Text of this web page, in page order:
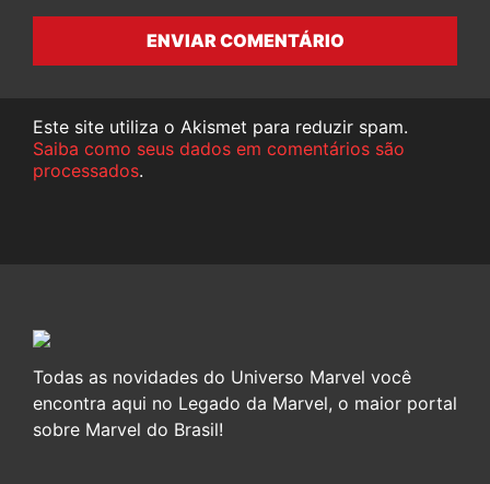
ENVIAR COMENTÁRIO
Este site utiliza o Akismet para reduzir spam.
Saiba como seus dados em comentários são
processados.
Todas as novidades do Universo Marvel você
encontra aqui no Legado da Marvel, o maior portal
sobre Marvel do Brasil!